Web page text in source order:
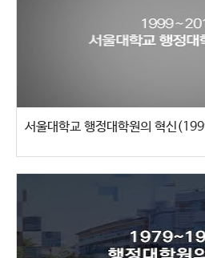
서울대학교 행정대학원의 혁신